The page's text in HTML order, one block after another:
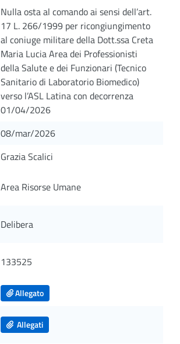
Nulla osta al comando ai sensi dell’art.
17 L. 266/1999 per ricongiungimento
al coniuge militare della Dott.ssa Creta
Maria Lucia Area dei Professionisti
della Salute e dei Funzionari (Tecnico
Sanitario di Laboratorio Biomedico)
verso l’ASL Latina con decorrenza
01/04/2026
08/mar/2026
Grazia Scalici
Area Risorse Umane
Delibera
133525
Allegato
Allegati